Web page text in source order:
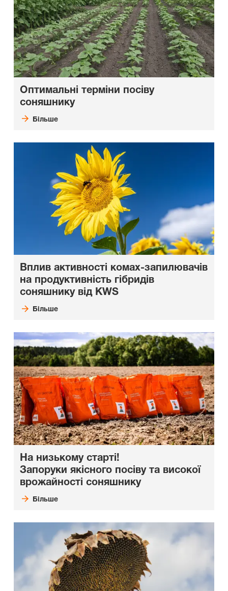
Оптимальні терміни посіву
соняшнику
Більше
Вплив активності комах-запилювачів
на продуктивність гібридів
соняшнику від KWS
Більше
На низькому старті!
Запоруки якісного посіву та високої
врожайності соняшнику
Більше